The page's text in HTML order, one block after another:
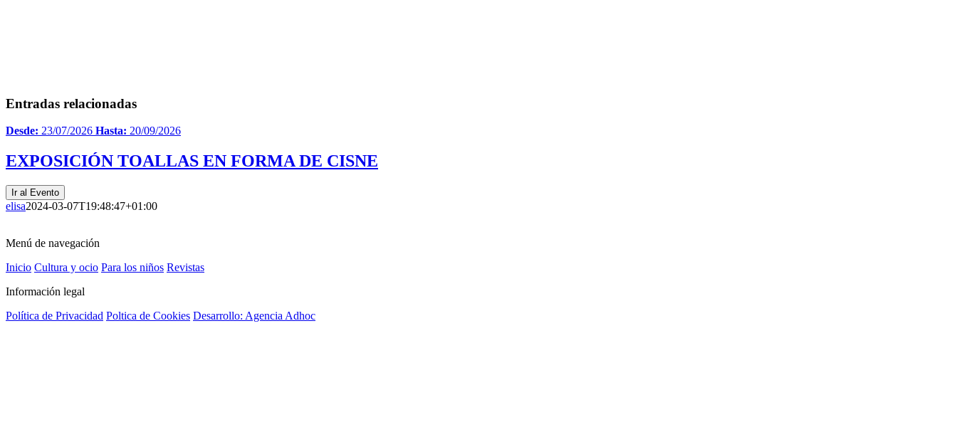
Entradas relacionadas
Desde: 23/07/2026 Hasta: 20/09/2026
EXPOSICIÓN TOALLAS EN FORMA DE CISNE
Ir al Evento
elisa2024-03-07T19:48:47+01:00
Menú de navegación
Inicio Cultura y ocio Para los niños Revistas
Información legal
Política de Privacidad Poltica de Cookies Desarrollo: Agencia Adhoc